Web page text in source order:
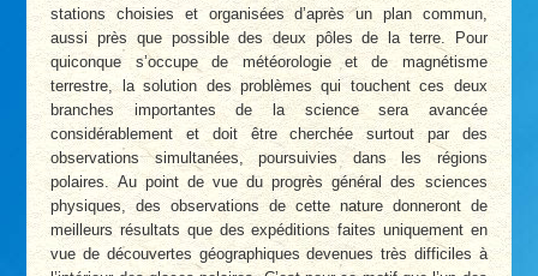
stations choisies et organisées d’après un plan commun,
aussi près que possible des deux pôles de la terre. Pour
quiconque s’occupe de météorologie et de magnétisme
terrestre, la solution des problèmes qui touchent ces deux
branches importantes de la science sera avancée
considérablement et doit être cherchée surtout par des
observations simultanées, poursuivies dans les régions
polaires. Au point de vue du progrès général des sciences
physiques, des observations de cette nature donneront de
meilleurs résultats que des expéditions faites uniquement en
vue de découvertes géographiques devenues très difficiles à